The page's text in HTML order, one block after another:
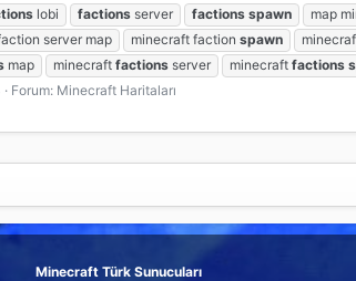
lobi factions server factions spawn map
server map minecraft faction spawn
map minecraft factions server minecraft factions
Forum: Minecraft Haritaları
Minecraft Türk Sunucuları